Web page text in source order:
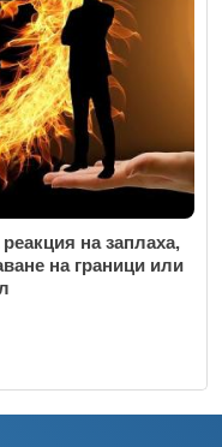
на заплаха,
на граници или